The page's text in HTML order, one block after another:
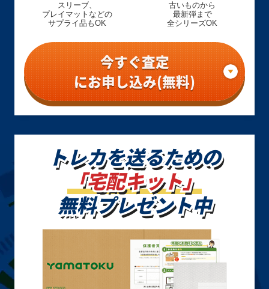
スリーブ、
プレイマットなどの
サプライ品もOK
古いものから
最新弾まで
全シリーズOK
今すぐ査定
にお申し込み(無料)
トレカを送るための
「宅配キット」
無料プレゼント中